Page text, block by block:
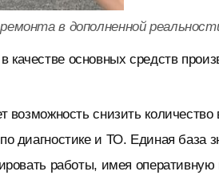
в дополненной
основных средств
возможность снизить
диагностике и ТО. Единая база
работы, имея оперативную